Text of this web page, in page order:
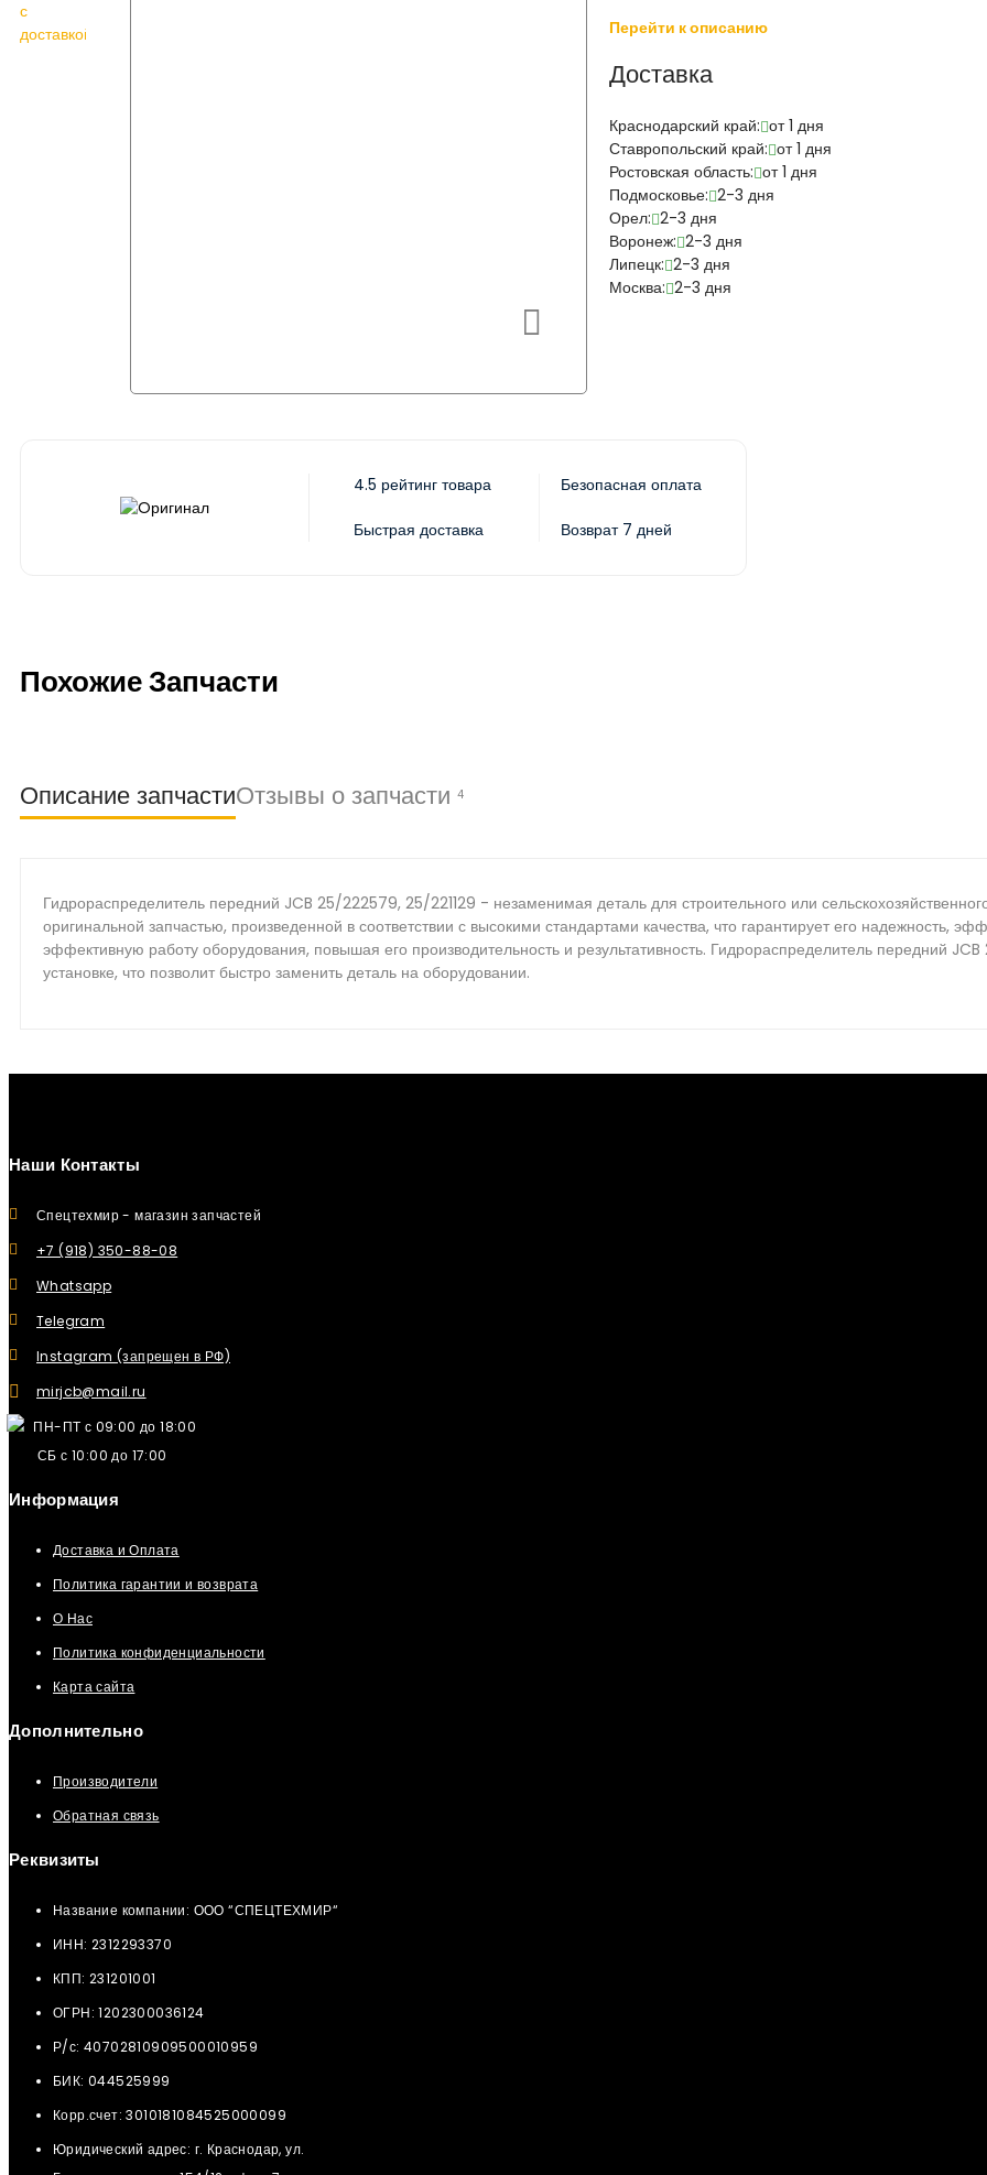
Перейти к описанию
Доставка
Краснодарский край: от 1 дня
Ставропольский край: от 1 дня
Ростовская область: от 1 дня
Подмосковье: 2-3 дня
Орел: 2-3 дня
Воронеж: 2-3 дня
Липецк: 2-3 дня
Москва: 2-3 дня
4.5 рейтинг товара Безопасная оплата
Быстрая доставка Возврат 7 дней
Похожие Запчасти
Описание запчастиОтзывы о запчасти 4
Гидрораспределитель передний JCB 25/222579, 25/221129 - незаменимая деталь для строительного или
оригинальной запчастью, произведенной в соответствии с высокими стандартами качества, что гарантирует его надежность,
эффективную работу оборудования, повышая его производительность и результативность. Гидрораспределитель передний
установке, что позволит быстро заменить деталь на оборудовании.
Наши Контакты
Спецтехмир - магазин запчастей
+7 (918) 350-88-08
Whatsapp
Telegram
Instagram (запрещен в РФ)
mirjcb@mail.ru
ПН-ПТ с 09:00 до 18:00
СБ с 10:00 до 17:00
Информация
Доставка и Оплата
Политика гарантии и возврата
О Нас
Политика конфиденциальности
Карта сайта
Дополнительно
Производители
Обратная связь
Реквизиты
Название компании: ООО “СПЕЦТЕХМИР“
ИНН: 2312293370
КПП: 231201001
ОГРН: 1202300036124
Р/с: 40702810909500010959
БИК: 044525999
Корр.счет: 3010181084525000099
Юридический адрес: г. Краснодар, ул.